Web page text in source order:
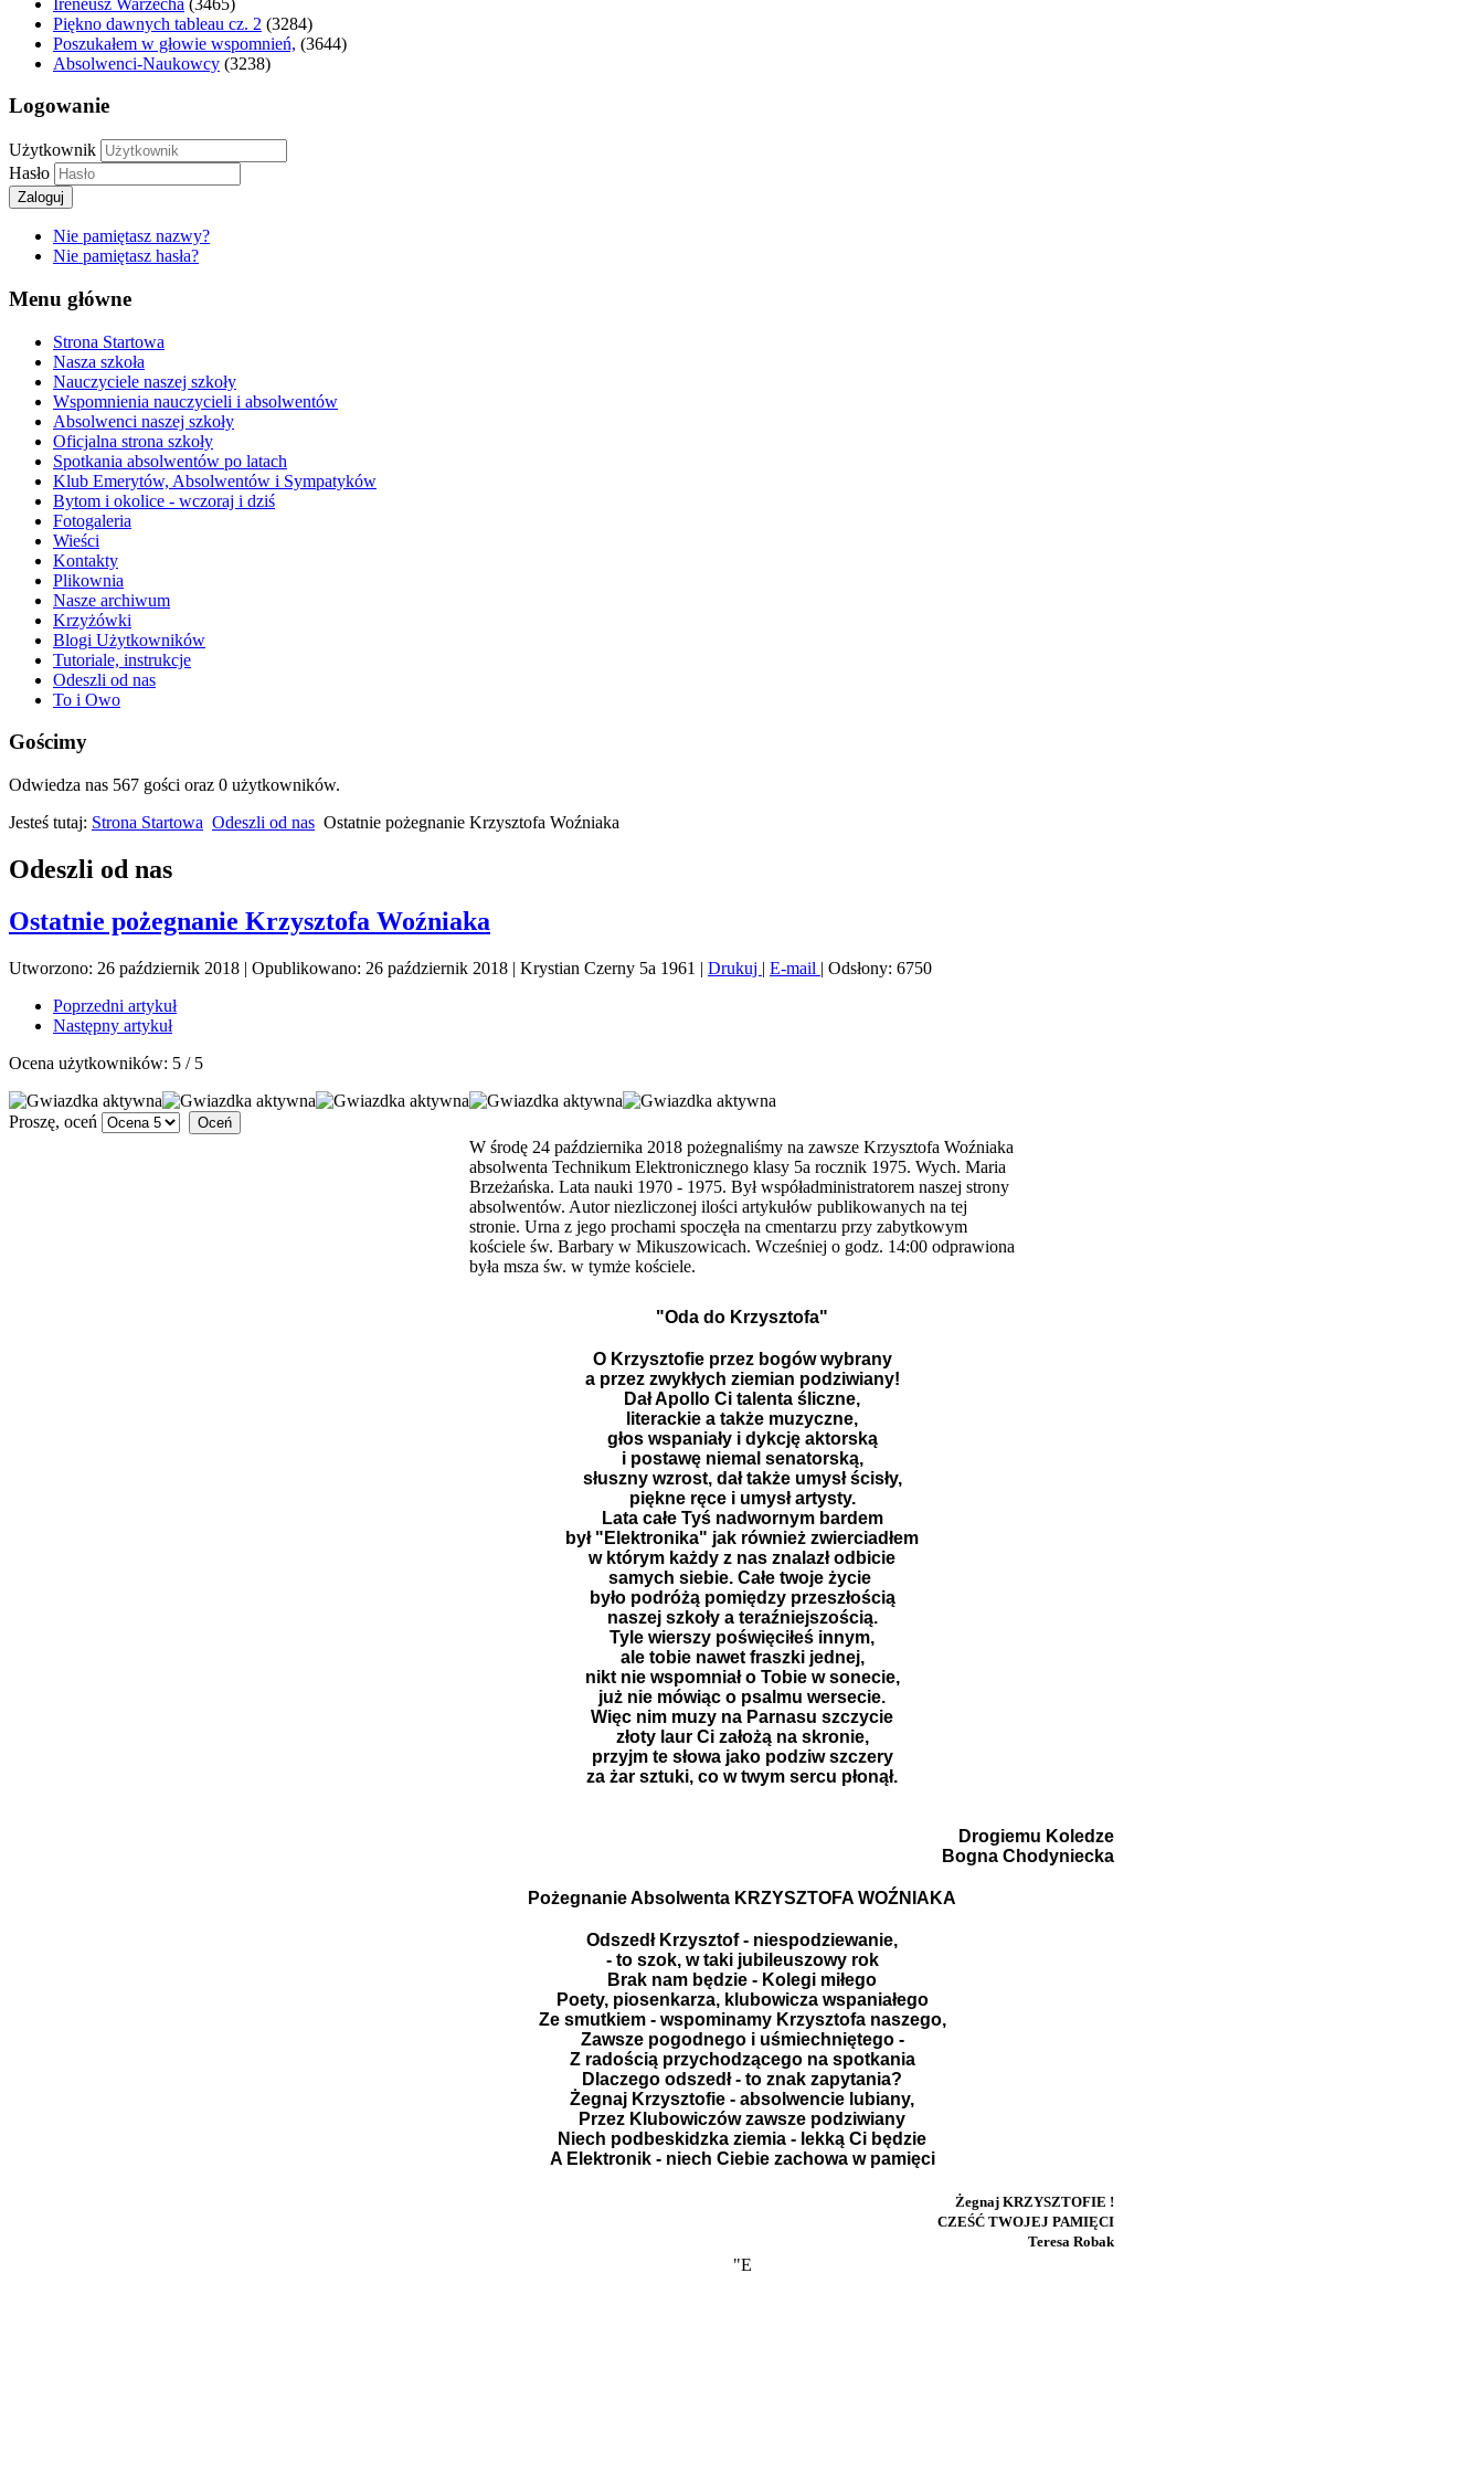
Piękno dawnych tableau cz. 2 (3284)
Poszukałem w głowie wspomnień, (3644)
Absolwenci-Naukowcy (3238)
Logowanie
Użytkownik
Hasło
Zaloguj
Nie pamiętasz nazwy?
Nie pamiętasz hasła?
Menu główne
Strona Startowa
Nasza szkoła
Nauczyciele naszej szkoły
Wspomnienia nauczycieli i absolwentów
Absolwenci naszej szkoły
Oficjalna strona szkoły
Spotkania absolwentów po latach
Klub Emerytów, Absolwentów i Sympatyków
Bytom i okolice - wczoraj i dziś
Fotogaleria
Wieści
Kontakty
Plikownia
Nasze archiwum
Krzyżówki
Blogi Użytkowników
Tutoriale, instrukcje
Odeszli od nas
To i Owo
Gościmy
Odwiedza nas 567 gości oraz 0 użytkowników.
Jesteś tutaj: Strona Startowa Odeszli od nas Ostatnie pożegnanie Krzysztofa Woźniaka
Odeszli od nas
Ostatnie pożegnanie Krzysztofa Woźniaka
Utworzono: 26 październik 2018 | Opublikowano: 26 październik 2018 | Krystian Czerny 5a 1961 | Drukuj | E-mail | Odsłony: 6750
Poprzedni artykuł
Następny artykuł
Ocena użytkowników: 5 / 5
Proszę, oceń
W środę 24 października 2018 pożegnaliśmy na zawsze Krzysztofa Woźniaka
absolwenta Technikum Elektronicznego klasy 5a rocznik 1975. Wych. Maria
Brzeżańska. Lata nauki 1970 - 1975. Był współadministratorem naszej strony
absolwentów. Autor niezliczonej ilości artykułów publikowanych na tej
stronie. Urna z jego prochami spoczęła na cmentarzu przy zabytkowym
kościele św. Barbary w Mikuszowicach. Wcześniej o godz. 14:00 odprawiona
była msza św. w tymże kościele.
"Oda do Krzysztofa"
O Krzysztofie przez bogów wybrany
a przez zwykłych ziemian podziwiany!
Dał Apollo Ci talenta śliczne,
literackie a także muzyczne,
głos wspaniały i dykcję aktorską
i postawę niemal senatorską,
słuszny wzrost, dał także umysł ścisły,
piękne ręce i umysł artysty.
Lata całe Tyś nadwornym bardem
był "Elektronika" jak również zwierciadłem
w którym każdy z nas znalazł odbicie
samych siebie. Całe twoje życie
było podróżą pomiędzy przeszłością
naszej szkoły a teraźniejszością.
Tyle wierszy poświęciłeś innym,
ale tobie nawet fraszki jednej,
nikt nie wspomniał o Tobie w sonecie,
już nie mówiąc o psalmu wersecie.
Więc nim muzy na Parnasu szczycie
złoty laur Ci założą na skronie,
przyjm te słowa jako podziw szczery
za żar sztuki, co w twym sercu płonął.
Drogiemu Koledze
Bogna Chodyniecka
Pożegnanie Absolwenta KRZYSZTOFA WOŹNIAKA
Odszedł Krzysztof - niespodziewanie,
- to szok, w taki jubileuszowy rok
Brak nam będzie - Kolegi miłego
Poety, piosenkarza, klubowicza wspaniałego
Ze smutkiem - wspominamy Krzysztofa naszego,
Zawsze pogodnego i uśmiechniętego -
Z radością przychodzącego na spotkania
Dlaczego odszedł - to znak zapytania?
Żegnaj Krzysztofie - absolwencie lubiany,
Przez Klubowiczów zawsze podziwiany
Niech podbeskidzka ziemia - lekką Ci będzie
A Elektronik - niech Ciebie zachowa w pamięci
Żegnaj KRZYSZTOFIE !
CZEŚĆ TWOJEJ PAMIĘCI
Teresa Robak
"E